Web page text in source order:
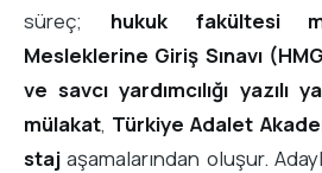
süreç; hukuk fakültesi
Mesleklerine Giriş Sınavı
ve savcı yardımcılığı yazılı
mülakat, Türkiye Adalet
staj aşamalarından oluşur.